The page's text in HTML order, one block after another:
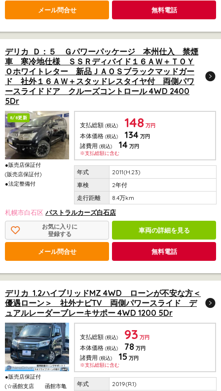
メール問合せ 無料電話
デリカ Ｄ：５ Ｇパワーパッケージ 本州仕入 禁煙
車 寒冷地仕様 ＳＳＲディバイド１６ＡＷ＋ＴＯＹ
Ｏホワイトレター 新品ＪＡＯＳブラックマッドガー
ド 社外１６ＡＷ＋スタッドレスタイヤ付 両側パワ
ースライドドア クルーズコントロール 4WD 2400
5Dr
8/8更新
●販売店保証付
(販売店保証付)
●法定整備付
支払総額 (税込) 148 万円
本体価格 (税込) 134 万円
諸費用 (税込) 14 万円
※支払総額に含む
2011(H.23)
2年付
8.4万km
札幌市白石区 パストラルカーズ白石店
お気に入りに
登録する
車両の詳細を見る
メール問合せ 無料電話
デリカ 1.2ハイブリッドMZ 4WD ローンが不安な方＜
優遇ローン＞ 社外ナビTV 両側パワースライド デ
ュアルレーダーブレーキサポー 4WD 1200 5Dr
●販売店保証付
(☆函館支店 函館市亀
支払総額 (税込) 93 万円
本体価格 (税込) 78 万円
諸費用 (税込) 15 万円
※支払総額に含む
2019(R.1)